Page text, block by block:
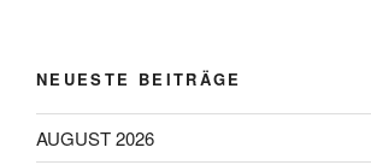
NEUESTE BEITRÄGE
AUGUST 2026